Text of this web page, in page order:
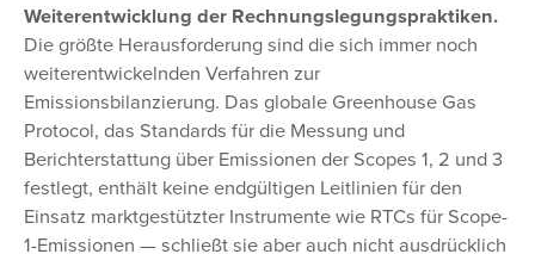
Weiterentwicklung der Rechnungslegungspraktiken.
Die größte Herausforderung sind die sich immer noch
weiterentwickelnden Verfahren zur
Emissionsbilanzierung. Das globale Greenhouse Gas
Protocol, das Standards für die Messung und
Berichterstattung über Emissionen der Scopes 1, 2 und 3
festlegt, enthält keine endgültigen Leitlinien für den
Einsatz marktgestützter Instrumente wie RTCs für Scope-
1-Emissionen — schließt sie aber auch nicht ausdrücklich